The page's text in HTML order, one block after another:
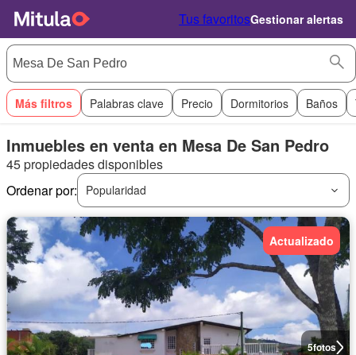
Tus favoritosGestionar alertas
Más filtros Palabras clave Precio Dormitorios Baños
Inmuebles en venta en Mesa De San Pedro
45 propiedades disponibles
Ordenar por:
Popularidad
5fotos
Actualizado